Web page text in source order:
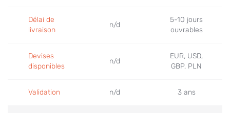
Délai de
livraison
n/d
5-10 jours
ouvrables
Devises
disponibles
n/d
EUR, USD,
GBP, PLN
Validation n/d 3 ans